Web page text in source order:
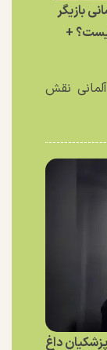
بازیگر
+
نقش
داغ